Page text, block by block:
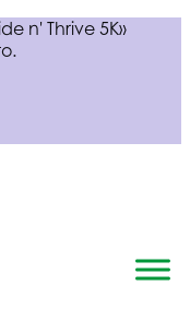
n' Thrive 5K»